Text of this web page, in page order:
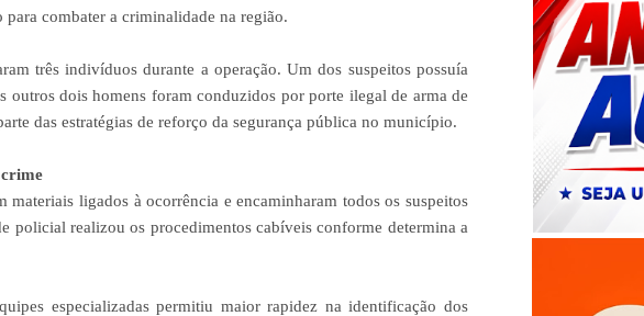
combater a criminalidade na região.
três indivíduos durante a operação. Um dos suspeitos possuía
outros dois homens foram conduzidos por porte ilegal de arma de
das estratégias de reforço da segurança pública no município.
materiais ligados à ocorrência e encaminharam todos os suspeitos
policial realizou os procedimentos cabíveis conforme determina a
especializadas permitiu maior rapidez na identificação dos